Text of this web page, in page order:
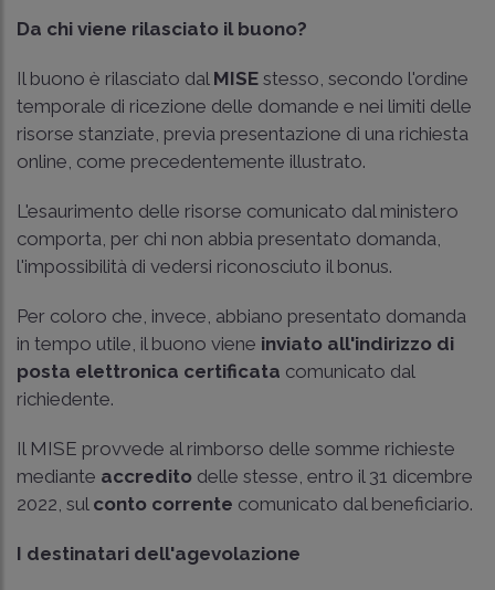
Da chi viene rilasciato il buono?
Il buono è rilasciato dal MISE stesso, secondo l'ordine
temporale di ricezione delle domande e nei limiti delle
risorse stanziate, previa presentazione di una richiesta
online, come precedentemente illustrato.
L'esaurimento delle risorse comunicato dal ministero
comporta, per chi non abbia presentato domanda,
l'impossibilità di vedersi riconosciuto il bonus.
Per coloro che, invece, abbiano presentato domanda
in tempo utile, il buono viene inviato all'indirizzo di
posta elettronica certificata comunicato dal
richiedente.
Il MISE provvede al rimborso delle somme richieste
mediante accredito delle stesse, entro il 31 dicembre
2022, sul conto corrente comunicato dal beneficiario.
I destinatari dell'agevolazione